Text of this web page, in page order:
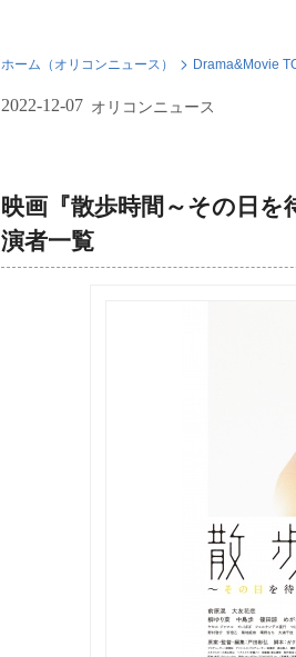
ホーム（オリコンニュース） Drama&Movie
2022-12-07 オリコンニュース
映画『散歩時間～その日
演者一覧